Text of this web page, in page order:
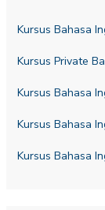
Kursus Bahasa
Kursus Private
Kursus Bahasa
Kursus Bahasa
Kursus Bahasa